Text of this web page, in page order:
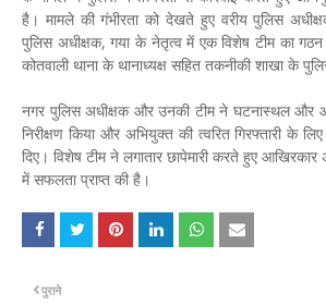
है। मामले की गंभीरता को देखते हुए वरीय पुलिस
पुलिस अधीक्षक, गया के नेतृत्व में एक विशेष टीम का
कोतवाली थाना के थानाध्यक्ष सहित तकनीकी शाखा के
नगर पुलिस अधीक्षक और उनकी टीम ने घटनास्थल और
निरीक्षण किया और अभियुक्त की त्वरित गिरफ्तारी के
दिए। विशेष टीम ने लगातार छापेमारी करते हुए
में सफलता प्राप्त की है।
पुराने